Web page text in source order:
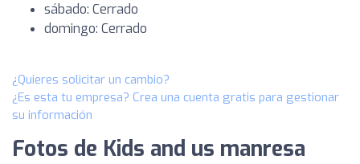
sábado: Cerrado
domingo: Cerrado
¿Quieres solicitar un cambio?
¿Es esta tu empresa? Crea una cuenta gratis para gestionar
su información
Fotos de Kids and us manresa